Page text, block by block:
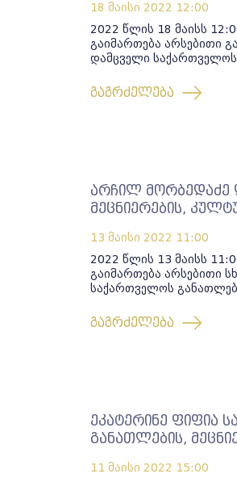
18 მაისი 2022 12:00
2022 წლის 18 მაისს
გაიმართება არსებითი
დამცველი საქართველოს
გაგრძელება
არჩილ მორბედაძე
მეცნიერების,
13 მაისი 2022 11:00
2022 წლის 13 მაისს
გაიმართება არსებითი
საქართველოს
გაგრძელება
ეკატერინე ფიფია
განათლების,
11 მაისი 2022 15:00